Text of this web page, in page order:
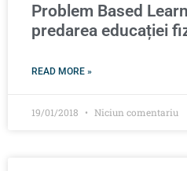
Problem Based
predarea educației
READ MORE »
19/01/2018 Niciun comentariu